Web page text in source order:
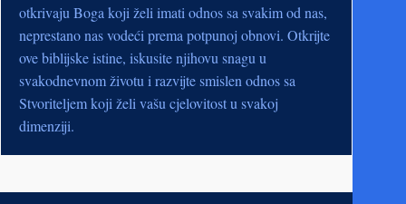
otkrivaju Boga koji želi imati odnos sa svakim od nas,
neprestano nas vodeći prema potpunoj obnovi. Otkrijte
ove biblijske istine, iskusite njihovu snagu u
svakodnevnom životu i razvijte smislen odnos sa
Stvoriteljem koji želi vašu cjelovitost u svakoj
dimenziji.